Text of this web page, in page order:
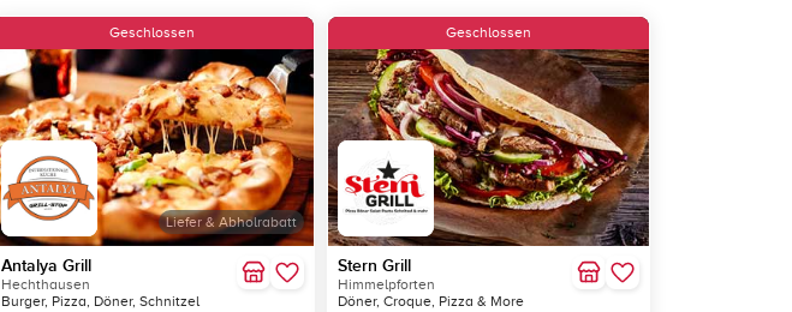
Liefer & Abholrabatt
Geschlossen
Antalya Grill
Hechthausen
Burger, Pizza, Döner, Schnitzel
Geschlossen
Stern Grill
Himmelpforten
Döner, Croque, Pizza & More